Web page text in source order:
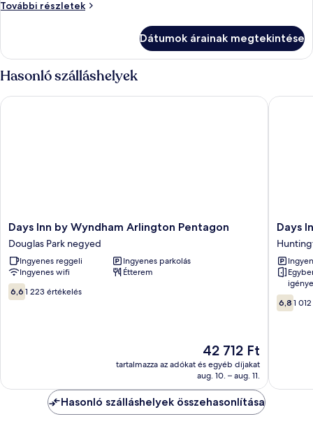
nemdohányzó
További részletek
Stúdió
nemdohányzó
további
részletei
Dátumok árainak megtekintése
Hasonló szálláshelyek
Days
Inn
by
Wyndham
Arlington
Pentagon
Douglas
Days Inn by Wyndham Arlington Pentagon
Douglas Park negyed
Ingyenes reggeli
Ingyenes parkolás
Ingyenes wifi
Étterem
6.6
ennyiből:
6,6 1 223 értékelés
Az
42 712 Ft
42 712 Ft
tartalmazza az adókat és egyéb díjakat
aug. 10. – aug. 11.
Days Inn by Wyndham Arlington Pentagon
Days
Inn
by
South
Days
6.8
6,8 1
Days
Hasonló szálláshelyek összehasonlítása